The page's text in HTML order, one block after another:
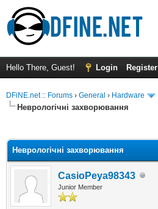
Hello There, Guest! Login Register
DFiNE.net :: Forums › General › Hardware
Неврологічні захворювання
Неврологічні захворювання
CasioPeya98343
Junior Member